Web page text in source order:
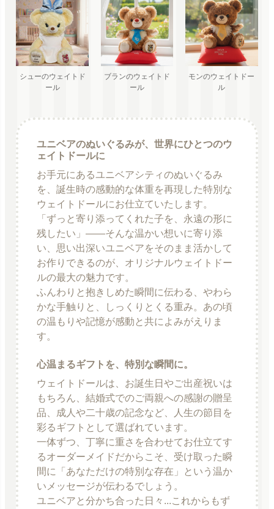
シューのウェイトド
ール
ブランのウェイトド
ール
モンのウェイトドー
ル
ユニベアのぬいぐるみが、世界にひとつのウ
ェイトドールに
お手元にあるユニベアシティのぬいぐるみ
を、誕生時の感動的な体重を再現した特別な
ウェイトドールにお仕立ていたします。
「ずっと寄り添ってくれた子を、永遠の形に
残したい」――そんな温かい想いに寄り添
い、思い出深いユニベアをそのまま活かして
お作りできるのが、オリジナルウェイトドー
ルの最大の魅力です。
ふんわりと抱きしめた瞬間に伝わる、やわら
かな手触りと、しっくりとくる重み。あの頃
の温もりや記憶が感動と共によみがえりま
す。
心温まるギフトを、特別な瞬間に。
ウェイトドールは、お誕生日やご出産祝いは
もちろん、結婚式でのご両親への感謝の贈呈
品、成人や二十歳の記念など、人生の節目を
彩るギフトとして選ばれています。
一体ずつ、丁寧に重さを合わせてお仕立てす
るオーダーメイドだからこそ、受け取った瞬
間に「あなただけの特別な存在」という温か
いメッセージが伝わるでしょう。
ユニベアと分かち合った日々...これからもず